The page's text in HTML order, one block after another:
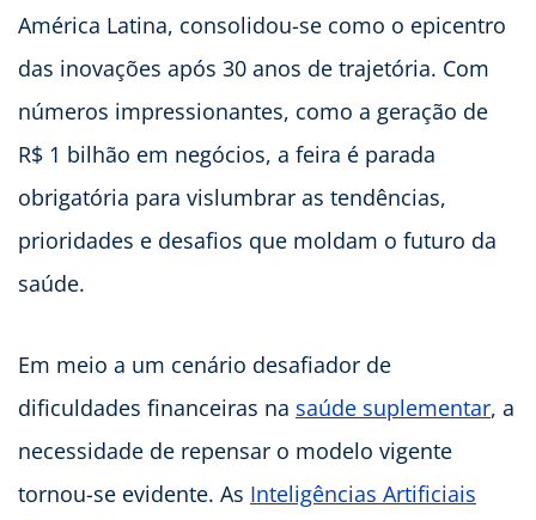
América Latina, consolidou-se como o epicentro
das inovações após 30 anos de trajetória. Com
números impressionantes, como a geração de
R$ 1 bilhão em negócios, a feira é parada
obrigatória para vislumbrar as tendências,
prioridades e desafios que moldam o futuro da
saúde.
Em meio a um cenário desafiador de
dificuldades financeiras na saúde suplementar, a
necessidade de repensar o modelo vigente
tornou-se evidente. As Inteligências Artificiais